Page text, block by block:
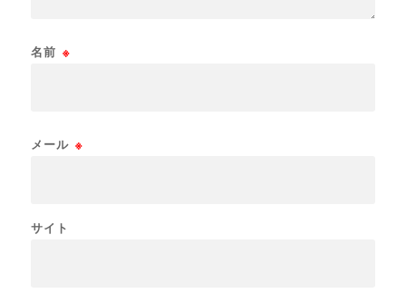
名前 ※
メール ※
サイト